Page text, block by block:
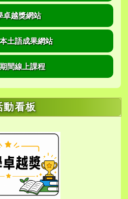
卓越獎網站
土語成果網站
間線上課程
動看板
link to https://
link to https://
link to https://
sites.google.com/
sites.google.com/
https://
https://
https://
https://
https://
https://10000.gov.tw/
https://